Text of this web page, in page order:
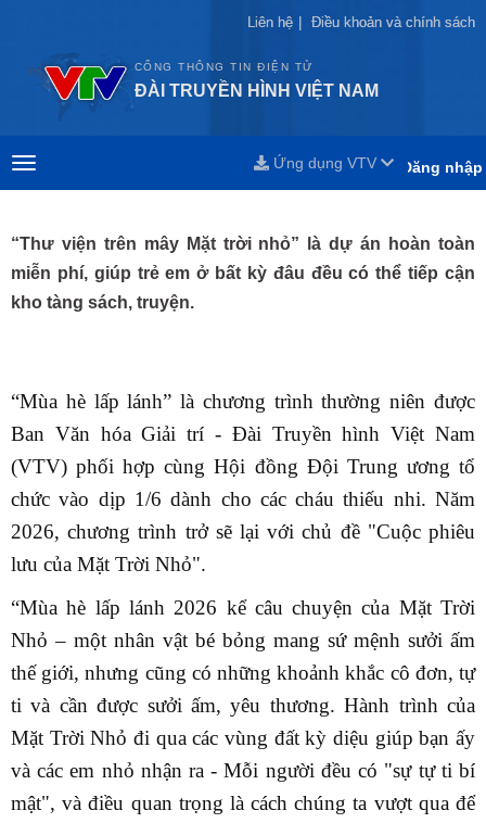
Liên hệ Điều khoản và chính sách
Liên hệ Điều khoản và chính sách
CỔNG THÔNG TIN ĐIỆN TỬ
ĐÀI TRUYỀN HÌNH VIỆT NAM
Đăng nhập
Ứng dụng VTV
“Thư viện trên mây Mặt trời nhỏ” là dự án hoàn toàn
miễn phí, giúp trẻ em ở bất kỳ đâu đều có thể tiếp cận
kho tàng sách, truyện.
“Mùa hè lấp lánh” là chương trình thường niên được
Ban Văn hóa Giải trí - Đài Truyền hình Việt Nam
(VTV) phối hợp cùng Hội đồng Đội Trung ương tổ
chức vào dịp 1/6 dành cho các cháu thiếu nhi. Năm
2026, chương trình trở sẽ lại với chủ đề "Cuộc phiêu
lưu của Mặt Trời Nhỏ".
“Mùa hè lấp lánh 2026 kể câu chuyện của Mặt Trời
Nhỏ – một nhân vật bé bỏng mang sứ mệnh sưởi ấm
thế giới, nhưng cũng có những khoảnh khắc cô đơn, tự
ti và cần được sưởi ấm, yêu thương. Hành trình của
Mặt Trời Nhỏ đi qua các vùng đất kỳ diệu giúp bạn ấy
và các em nhỏ nhận ra - Mỗi người đều có "sự tự ti bí
mật", và điều quan trọng là cách chúng ta vượt qua để